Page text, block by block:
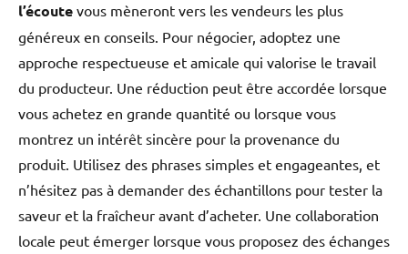
l’écoute vous mèneront vers les vendeurs les plus
généreux en conseils. Pour négocier, adoptez une
approche respectueuse et amicale qui valorise le travail
du producteur. Une réduction peut être accordée lorsque
vous achetez en grande quantité ou lorsque vous
montrez un intérêt sincère pour la provenance du
produit. Utilisez des phrases simples et engageantes, et
n’hésitez pas à demander des échantillons pour tester la
saveur et la fraîcheur avant d’acheter. Une collaboration
locale peut émerger lorsque vous proposez des échanges